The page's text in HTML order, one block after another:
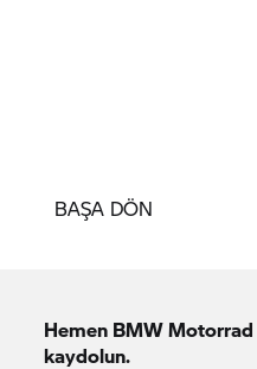
BAŞA DÖN
Hemen BMW Motorrad
kaydolun.